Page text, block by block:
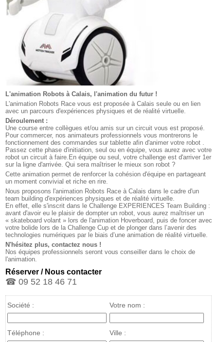
L'animation Robots à Calais, l'animation du futur !
L'animation Robots Race vous est proposée à Calais seule ou en lien
avec un parcours d'expériences physiques et de réalité virtuelle.
Déroulement :
Une course entre collègues et/ou amis sur un circuit vous est proposé.
Pour commercer, nos animateurs professionnels vous montrerons le
fonctionnement des commandes sur tablette afin d'animer votre robot .
Passez cette phase d'initiation, seul ou en équipe, vous aurez avec votre
robot un circuit à faire.En équipe ou seul, votre challenge est d'arriver 1er
sur la ligne d'arrivée. Qui sera maîtriser le mieux son robot ?
Cette animation permet de renforcer la cohésion d'équipe en partageant
un moment convivial et riche en rire.
Nous proposons l'animation Robots Race à Calais dans le cadre d'un
team building d'expériences physiques et de réalité virtuelle.
En effet, elle s'inscrit dans le Challenge EXPERIENCES Team Building :
avant d'avoir eu le plaisir de dompter un robot, vous aurez maîtriser un
« skateboard volant » lors de l'animation Hoverboard, puis de foncer avec
votre bolide lors de la Challenge Cup et de plonger dans l’avenir des
technologies numériques par le biais d’une animation de réalité virtuelle.
N'hésitez plus, contactez nous !
Nos équipes professionnels seront vous conseiller dans le choix de
l'animation.
Réserver / Nous contacter
☎ 09 52 18 46 71
Société : Votre nom :
Téléphone : Ville :